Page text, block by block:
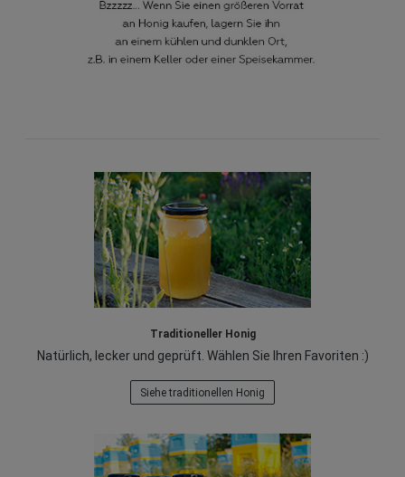
Traditioneller Honig
Natürlich, lecker und geprüft. Wählen Sie Ihren Favoriten :)
Siehe traditionellen Honig